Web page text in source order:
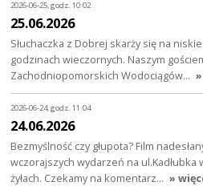
2026-06-25, godz. 10:02
25.06.2026
Słuchaczka z Dobrej skarży się na
godzinach wieczornych. Naszym
Zachodniopomorskich Wodociągów…
2026-06-24, godz. 11:04
24.06.2026
Bezmyślność czy głupota? Film
wczorajszych wydarzeń na
żyłach. Czekamy na komentarz… »